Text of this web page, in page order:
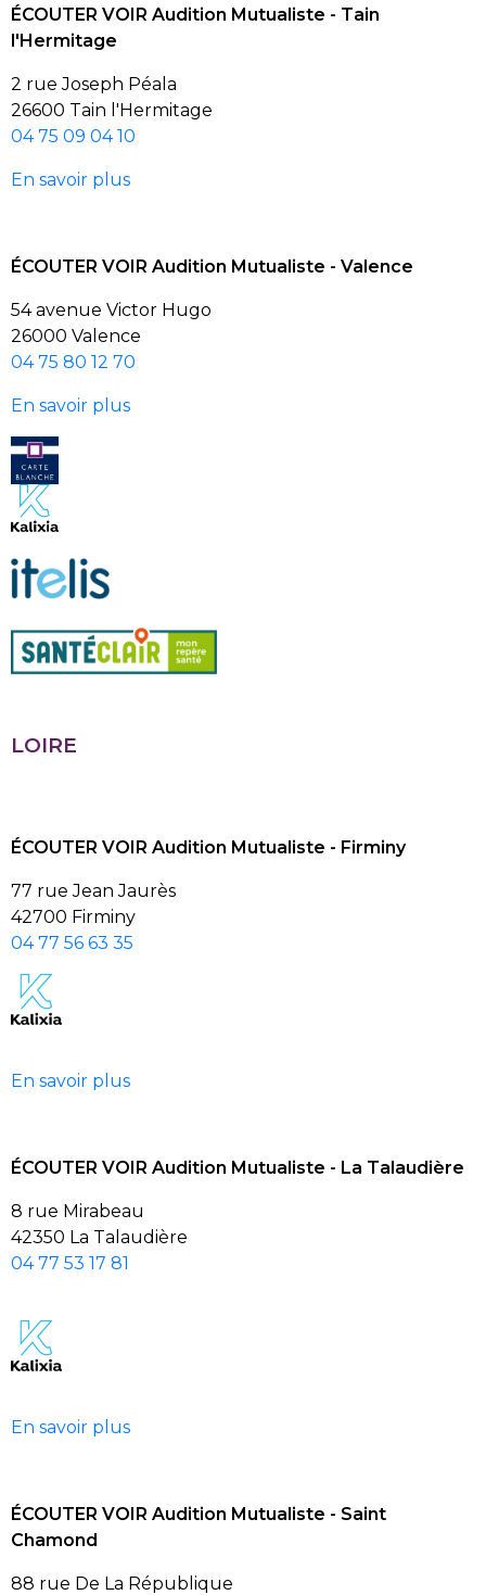
ÉCOUTER VOIR Audition Mutualiste - Tain
l'Hermitage
2 rue Joseph Péala
26600 Tain l'Hermitage
04 75 09 04 10
En savoir plus
ÉCOUTER VOIR Audition Mutualiste - Valence
54 avenue Victor Hugo
26000 Valence
04 75 80 12 70
En savoir plus
LOIRE
ÉCOUTER VOIR Audition Mutualiste - Firminy
77 rue Jean Jaurès
42700 Firminy
04 77 56 63 35
En savoir plus
ÉCOUTER VOIR Audition Mutualiste - La Talaudière
8 rue Mirabeau
42350 La Talaudière
04 77 53 17 81
En savoir plus
ÉCOUTER VOIR Audition Mutualiste - Saint
Chamond
88 rue De La République